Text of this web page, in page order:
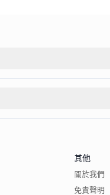
其他
關於我們
免責聲明